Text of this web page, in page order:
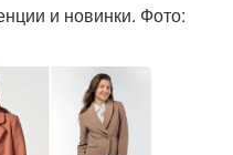
и новинки. Фото: